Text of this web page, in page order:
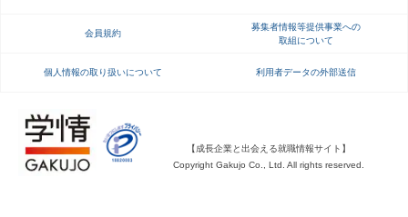
会員規約
募集者情報等提供事業への
取組について
個人情報の取り扱いについて 利用者データの外部送信
【成長企業と出会える就職情報サイト】
Copyright Gakujo Co., Ltd. All rights reserved.